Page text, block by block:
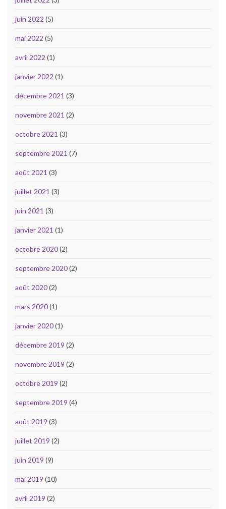
juin 2022 (5)
mai 2022 (5)
avril 2022 (1)
janvier 2022 (1)
décembre 2021 (3)
novembre 2021 (2)
octobre 2021 (3)
septembre 2021 (7)
août 2021 (3)
juillet 2021 (3)
juin 2021 (3)
janvier 2021 (1)
octobre 2020(2)
septembre 2020(2)
août 2020(2)
mars 2020(1)
janvier 2020(1)
décembre 2019 (2)
novembre 2019 (2)
octobre 2019 (2)
septembre 2019 (4)
août 2019 (3)
juillet 2019 (2)
juin 2019 (9)
mai 2019 (10)
avril 2019 (2)